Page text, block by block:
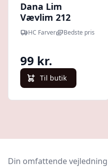
Dana Lim
Vævlim 212
HC Farver Bedste pris
99 kr.
Til butik
Din omfattende